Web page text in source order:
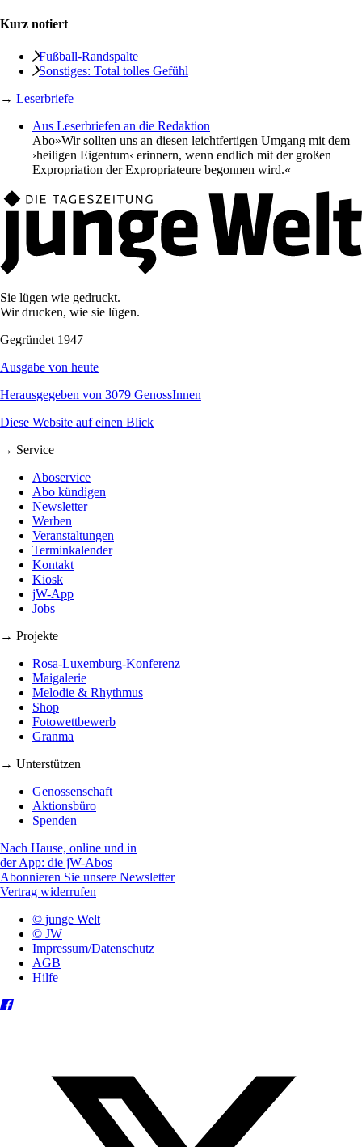
Kurz notiert
Fußball-Randspalte
Sonstiges: Total tolles Gefühl
→ Leserbriefe
Aus Leserbriefen an die Redaktion
Abo»Wir sollten uns an diesen leichtfertigen Umgang mit dem
›heiligen Eigentum‹ erinnern, wenn endlich mit der großen
Expropriation der Expropriateure begonnen wird.«
Sie lügen wie gedruckt.
Wir drucken, wie sie lügen.
Gegründet 1947
Ausgabe von heute
Herausgegeben von 3079 GenossInnen
Diese Website auf einen Blick
→ Service
Aboservice
Abo kündigen
Newsletter
Werben
Veranstaltungen
Terminkalender
Kontakt
Kiosk
jW-App
Jobs
→ Projekte
Rosa-Luxemburg-Konferenz
Maigalerie
Melodie & Rhythmus
Shop
Fotowettbewerb
Granma
→ Unterstützen
Genossenschaft
Aktionsbüro
Spenden
Nach Hause, online und in
der App: die jW-Abos
Abonnieren Sie unsere Newsletter
Vertrag widerrufen
© junge Welt
© JW
Impressum/Datenschutz
AGB
Hilfe